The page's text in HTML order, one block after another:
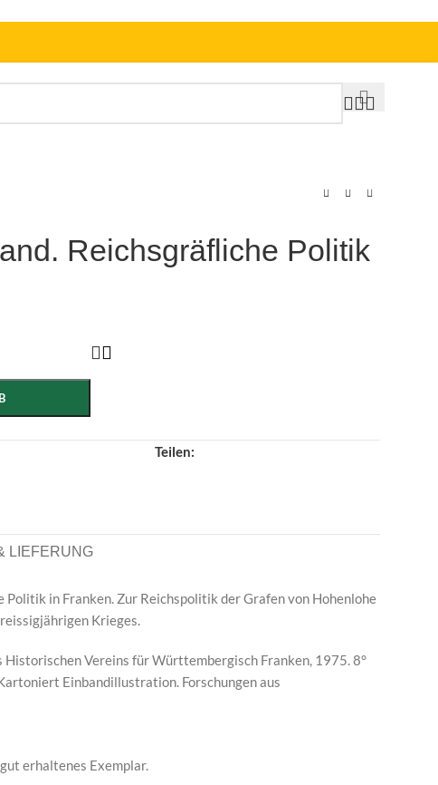
Reichsgräfliche Politik
Teilen:
LIEFERUNG
Politik in Franken. Zur Reichspolitik der Grafen von Hohenlohe
Krieges.
Historischen Vereins für Württembergisch Franken, 1975. 8°
Einbandillustration. Forschungen aus
erhaltenes Exemplar.